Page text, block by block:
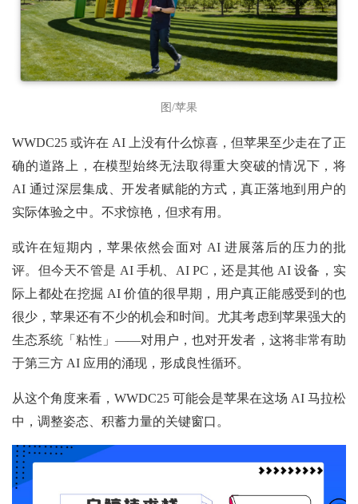
图/苹果
WWDC25 或许在 AI 上没有什么惊喜，但苹果至少走在了正
确的道路上，在模型始终无法取得重大突破的情况下，将
AI 通过深层集成、开发者赋能的方式，真正落地到用户的
实际体验之中。不求惊艳，但求有用。
或许在短期内，苹果依然会面对 AI 进展落后的压力的批
评。但今天不管是 AI 手机、AI PC，还是其他 AI 设备，实
际上都处在挖掘 AI 价值的很早期，用户真正能感受到的也
很少，苹果还有不少的机会和时间。尤其考虑到苹果强大的
生态系统「粘性」——对用户，也对开发者，这将非常有助
于第三方 AI 应用的涌现，形成良性循环。
从这个角度来看，WWDC25 可能会是苹果在这场 AI 马拉松
中，调整姿态、积蓄力量的关键窗口。